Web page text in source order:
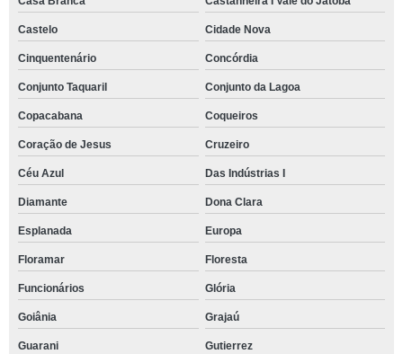
Castelo Cidade Nova
Cinquentenário Concórdia
Conjunto Taquaril Conjunto da Lagoa
Copacabana Coqueiros
Coração de Jesus Cruzeiro
Céu Azul Das Indústrias I
Diamante Dona Clara
Esplanada Europa
Floramar Floresta
Funcionários Glória
Goiânia Grajaú
Guarani Gutierrez